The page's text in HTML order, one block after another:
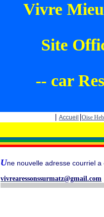
Vivre
Site
-- car
| Accueil |Oise
Une nouvelle adresse courriel
vivrearessonssurmatz@gmail.com